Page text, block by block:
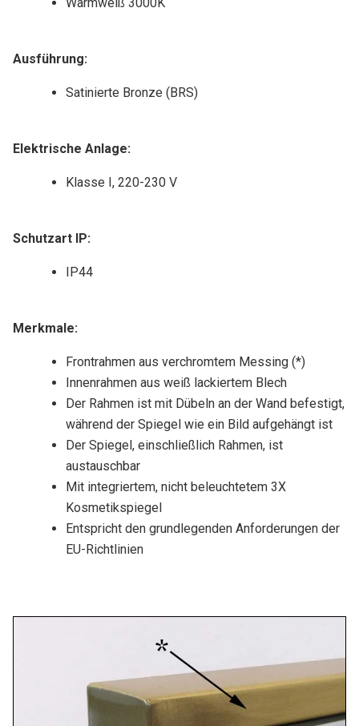
Ausführung:
Satinierte Bronze (BRS)
Elektrische Anlage:
Klasse I, 220-230 V
Schutzart IP:
IP44
Merkmale:
Frontrahmen aus verchromtem Messing (*)
Innenrahmen aus weiß lackiertem Blech
Der Rahmen ist mit Dübeln an der Wand befestigt,
während der Spiegel wie ein Bild aufgehängt ist
Der Spiegel, einschließlich Rahmen, ist
austauschbar
Mit integriertem, nicht beleuchtetem 3X
Kosmetikspiegel
Entspricht den grundlegenden Anforderungen der
EU-Richtlinien